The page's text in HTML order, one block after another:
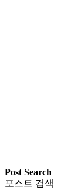
Post Search
포스트 검색